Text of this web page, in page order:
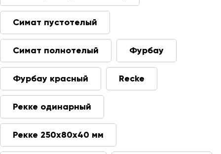
Симат пустотелый
Симат полнотелый Фурбау
Фурбау красный Recke
Рекке одинарный
Рекке 250х80х40 мм